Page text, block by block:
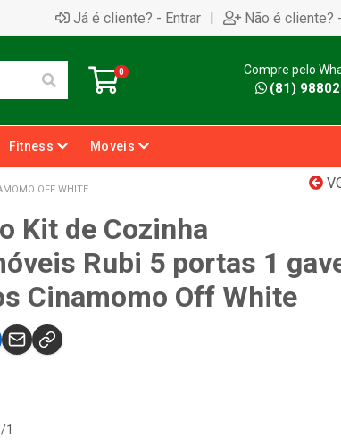
Já é cliente? - Entrar | Não é cliente?
0 Compre pelo
(81)
Fitness Moveis
OFF WHITE
Kit de Cozinha
Rubi 5 portas 1
Cinamomo Off White
1